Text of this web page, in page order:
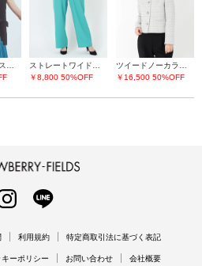
アシンメトリースリットニット
ストレートワイドパンツ
￥8,800 50%OFF
ツイードノーカラージャケット
￥16,500 50%OFF
INSTAGRAM
利用規約 特定商取引法に基づく表記
キーポリシー お問い合わせ 会社概要